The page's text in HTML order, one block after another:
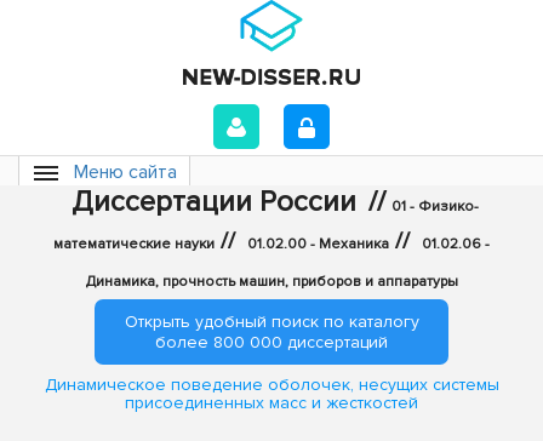
Меню сайта
Диссертации России // 01 - Физико-
математические науки // 01.02.00 - Механика // 01.02.06 -
Динамика, прочность машин, приборов и аппаратуры
Открыть удобный поиск по каталогу
более 800 000 диссертаций
Динамическое поведение оболочек, несущих системы
присоединенных масс и жесткостей